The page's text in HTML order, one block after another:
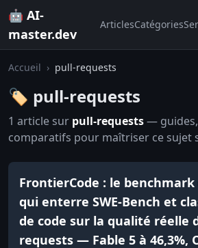
🤖 AI-
master.dev
ArticlesCatégories
Accueil › pull-requests
🏷️ pull-requests
1 article sur pull-requests—
comparatifs pour maîtriser ce sujet
FrontierCode : le
qui enterre SWE-Bench et
de code sur la qualité réelle
requests — Fable 5 à 46,3%,